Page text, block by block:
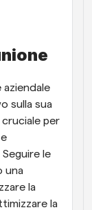
aziendale
sulla sua
per
le
una
la
la